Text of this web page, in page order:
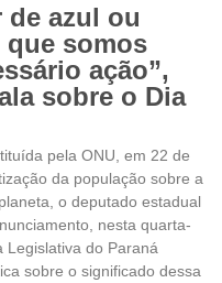
de azul ou
que somos
ação”,
sobre o Dia
pela ONU, em 22 de
da população sobre a
o deputado estadual
nesta quarta-
Legislativa do Paraná
sobre o significado dessa